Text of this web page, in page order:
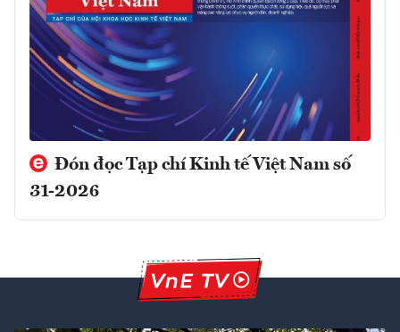
Đón đọc Tạp chí Kinh tế Việt Nam số
31-2026